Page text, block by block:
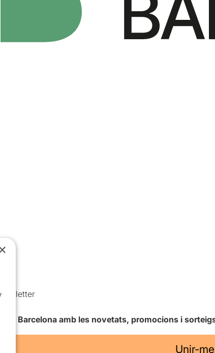
Barcelona amb les novetats, promocions i
Unir-me